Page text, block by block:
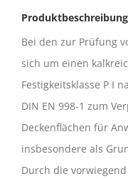
Bei den zur Prüfung
sich um einen
Festigkeitsklasse P I
DIN EN 998-1 zum
Deckenflächen für
insbesondere als
Durch die